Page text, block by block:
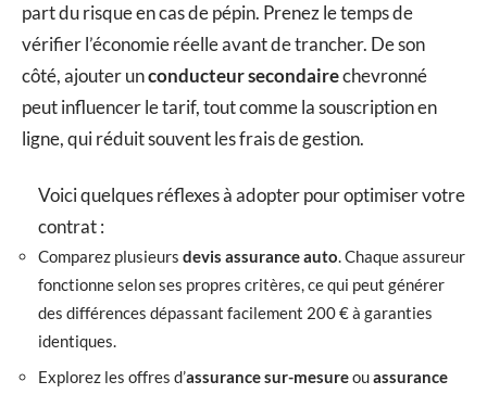
part du risque en cas de pépin. Prenez le temps de
vérifier l’économie réelle avant de trancher. De son
côté, ajouter unconducteur secondairechevronné
peut influencer le tarif, tout comme la souscription en
ligne, qui réduit souvent les frais de gestion.
Voici quelques réflexes à adopter pour optimiser votre
contrat :
Comparez plusieurs devis assurance auto . Chaque assureur
fonctionne selon ses propres critères, ce qui peut générer
des différences dépassant facilement 200 € à garanties
identiques.
Explorez les offres d’assurance sur-mesureouassurance